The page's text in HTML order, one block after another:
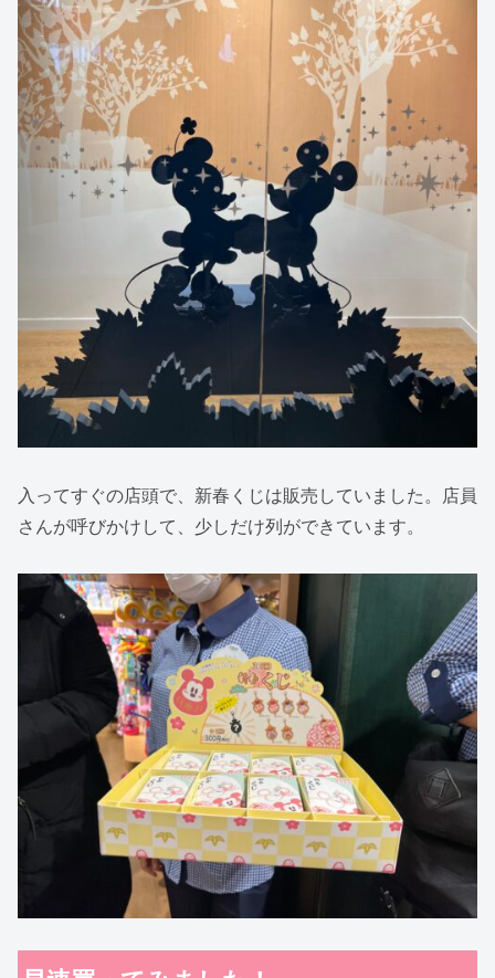
入ってすぐの店頭で、新春くじは販売していました。店員
さんが呼びかけして、少しだけ列ができています。